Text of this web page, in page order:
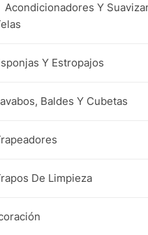
Acondicionadores Y
Y Estropajos
Baldes Y Cubetas
De Limpieza